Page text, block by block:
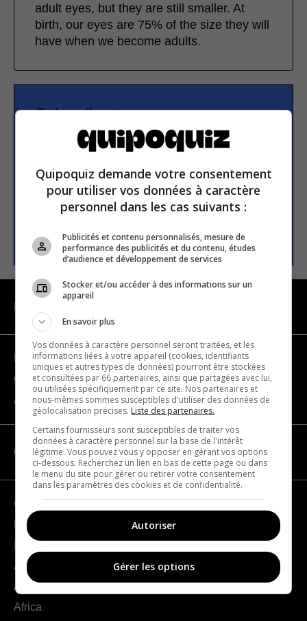
adult eyes, but they are still smaller. At
birth, our eyes are 75% of the size they will
have when we become adults.
Subscribe to our
newsletter
Email address
SUBSCRIBE
Become a partner
Contact us
About us
CATEGORIES
Geography
France
Americas
Asia
Africa
Quipoquiz demande votre consentement
pour utiliser vos données à caractère
personnel dans les cas suivants :
Publicités et contenu personnalisés, mesure de
performance des publicités et du contenu, études
d’audience et développement de services
Stocker et/ou accéder à des informations sur un
appareil
En savoir plus
Vos données à caractère personnel seront traitées, et les
informations liées à votre appareil (cookies, identifiants
uniques et autres types de données) pourront être stockées
et consultées par 66 partenaires, ainsi que partagées avec lui,
ou utilisées spécifiquement par ce site. Nos partenaires et
nous-mêmes sommes susceptibles d'utiliser des données de
géolocalisation précises. Liste des partenaires.
Certains fournisseurs sont susceptibles de traiter vos
données à caractère personnel sur la base de l'intérêt
légitime. Vous pouvez vous y opposer en gérant vos options
ci-dessous. Recherchez un lien en bas de cette page ou dans
le menu du site pour gérer ou retirer votre consentement
dans les paramètres des cookies et de confidentialité.
Autoriser
Gérer les options